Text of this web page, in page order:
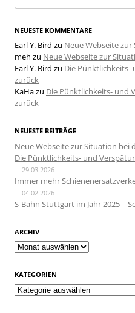
nach:
NEUESTE KOMMENTARE
Earl Y. Bird zu Neue Webseite
meh zu Neue Webseite zur
Earl Y. Bird zu Die Pünktlichkeits-
zurück
KaHazu Die Pünktlichkeits- und
zurück
NEUESTE BEITRÄGE
Neue Webseite zur Situation bei
Die Pünktlichkeits- und
29.03.2026
Immer mehr
04.02.2026
S-Bahn Stuttgart im Jahr 2025 –
ARCHIV
Archiv
KATEGORIEN
Kategorien